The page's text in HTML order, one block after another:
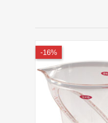
16%-